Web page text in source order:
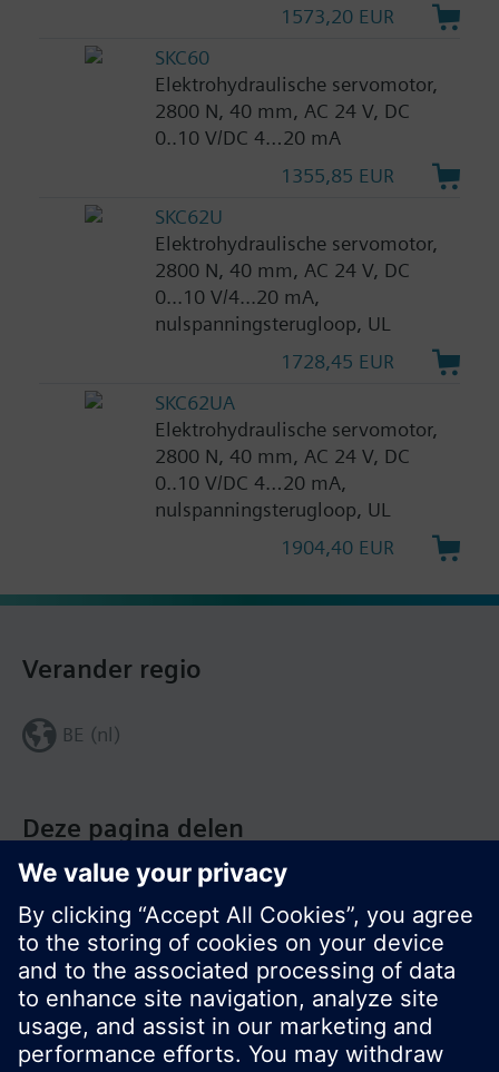
1573,20 EUR
SKC60
Elektrohydraulische servomotor,
2800 N, 40 mm, AC 24 V, DC
0..10 V/DC 4…20 mA
1355,85 EUR
SKC62U
Elektrohydraulische servomotor,
2800 N, 40 mm, AC 24 V, DC
0...10 V/4...20 mA,
nulspanningsterugloop, UL
1728,45 EUR
SKC62UA
Elektrohydraulische servomotor,
2800 N, 40 mm, AC 24 V, DC
0..10 V/DC 4…20 mA,
nulspanningsterugloop, UL
1904,40 EUR
Deze pagina delen
Verander regio
BE (nl)